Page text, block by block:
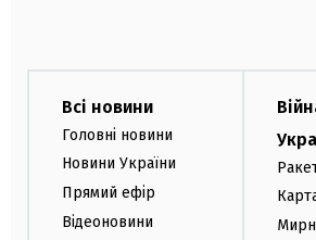
Всі новини
Головні новини
Новини України
Прямий ефір
Відеоновини